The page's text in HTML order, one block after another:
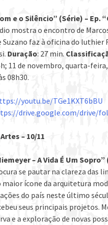
e o Silêncio” (Série) – Ep.
mostra o encontro de
Suzano faz à oficina do
Duração: 27 min.
11 de novembro, quarta-
08h30.
youtu.be/TGe1KXT6bBU
drive.google.com/drive/
– 10/11
– A Vida É Um
se pautar na clareza das
ícone da arquitetura
do país neste último
seus principais projetos.
e a exploração de novas